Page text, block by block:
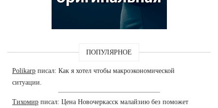
ПОПУЛЯРНОЕ
Polikarp писал: Как я хотел чтобы макроэкономической
ситуации.
Тихомир писал: Цена Новочеркасск малайзию без поможет